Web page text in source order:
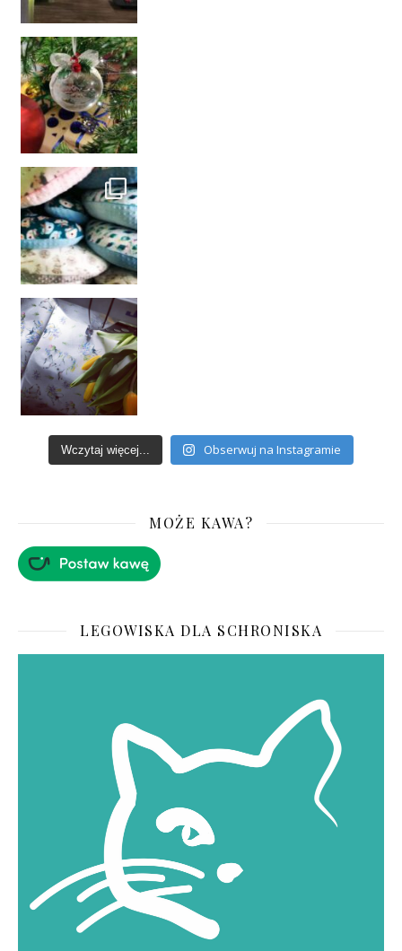
Wczytaj więcej... Obserwuj na Instagramie
MOŻE KAWA?
LEGOWISKA DLA SCHRONISKA